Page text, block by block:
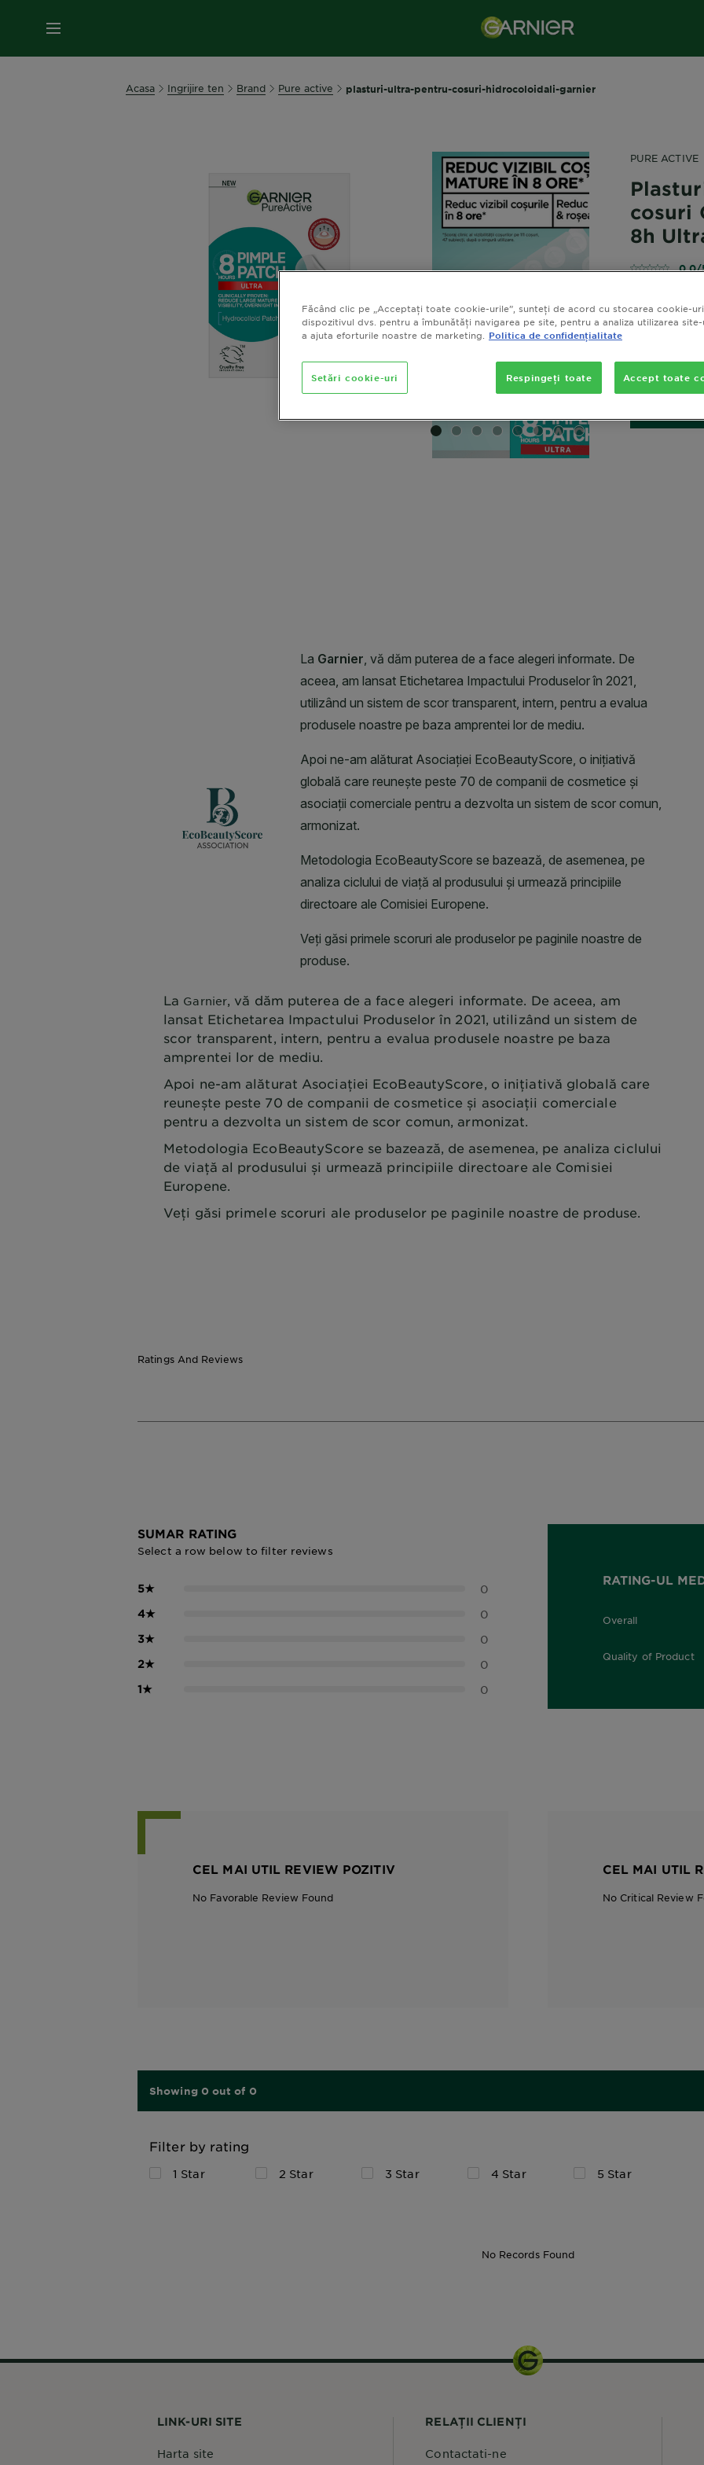
MENIU
Acasa Ingrijire ten Brand Pure active plasturi-ultra-pentru-cosuri-hidrocoloidali-garnier
SLIDE 1SLIDE 2
SLIDE 3
SLIDE 4
SLIDE 5
SLIDE 6
SLIDE 7SLIDE 8
PURE ACTIVE
cosuri
8h
0,0/
Plasturi
tintit cu
La Garnier, vă dăm puterea de a face alegeri informate. De aceea, am
lansat Etichetarea Impactului Produselor în 2021, utilizând un sistem de
scor transparent, intern, pentru a evalua produsele noastre pe baza
amprentei lor de mediu.
Apoi ne-am alăturat Asociației EcoBeautyScore, o inițiativă globală care
reunește peste 70 de companii de cosmetice și asociații comerciale
pentru a dezvolta un sistem de scor comun, armonizat.
Metodologia EcoBeautyScore se bazează, de asemenea, pe analiza ciclului
de viață al produsului și urmează principiile directoare ale Comisiei
Europene.
Veți găsi primele scoruri ale produselor pe paginile noastre de produse.
Ratings And Reviews
SUMAR RATING
Select a row below to filter reviews
5★ 0
4★ 0
3★ 0
2★ 0
1★ 0
RATING-UL
Overall
0,0 out of 5 stars
Quality of Product
0,0 out of 5 stars
CEL MAI UTIL REVIEW POZITIV
No Favorable Review Found
CEL MAI UTIL
No Critical Review
Showing 0 out of 0
Filter by rating
1 Star 2 Star 3 Star 4 Star 5 Star
No Records Found
LINK-URI SITE
Harta site
RELAȚII CLIENȚI
Contactati-ne
Făcând clic pe „Acceptați toate cookie-urile”, sunteți de acord cu stocarea cookie-
dispozitivul dvs. pentru a îmbunătăți navigarea pe site, pentru a analiza utilizarea
a ajuta eforturile noastre de marketing.
Politica de confidențialitate
Setări cookie-uri Respingeți toate Accept toate